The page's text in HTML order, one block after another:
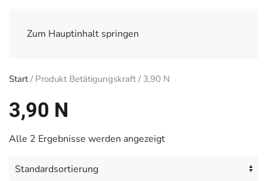
Zum Hauptinhalt springen
Start/ Produkt Betätigungskraft / 3,90 N
3,90 N
Alle 2 Ergebnisse werden angezeigt